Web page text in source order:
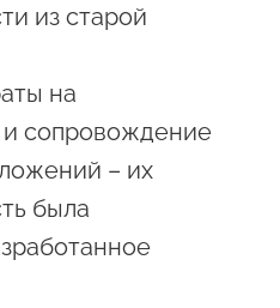
из старой
на
и сопровождение
– их
была